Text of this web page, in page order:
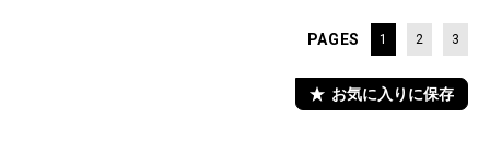
PAGES 1 2 3
お気に入りに保存